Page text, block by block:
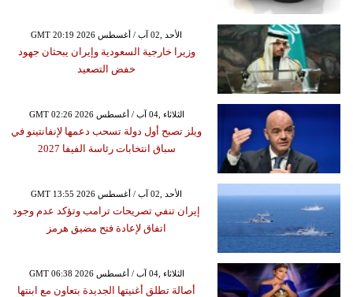
GMT 20:19 2026 الأحد ,02 آب / أغسطس
وزيرا خارجية السعودية وإيران يبحثان جهود
خفض التصعيد
GMT 02:26 2026 الثلاثاء ,04 آب / أغسطس
ويلز تصبح أول دولة تسحب دعمها لإنفانتينو في
سباق انتخابات رئاسة الفيفا 2027
GMT 13:55 2026 الأحد ,02 آب / أغسطس
إيران تنفي تصريحات ترامب وتؤكد عدم وجود
اتفاق لإعادة فتح مضيق هرمز
GMT 06:38 2026 الثلاثاء ,04 آب / أغسطس
أصالة تطلق أغنيتها الجديدة بتعاون مع ابنتها